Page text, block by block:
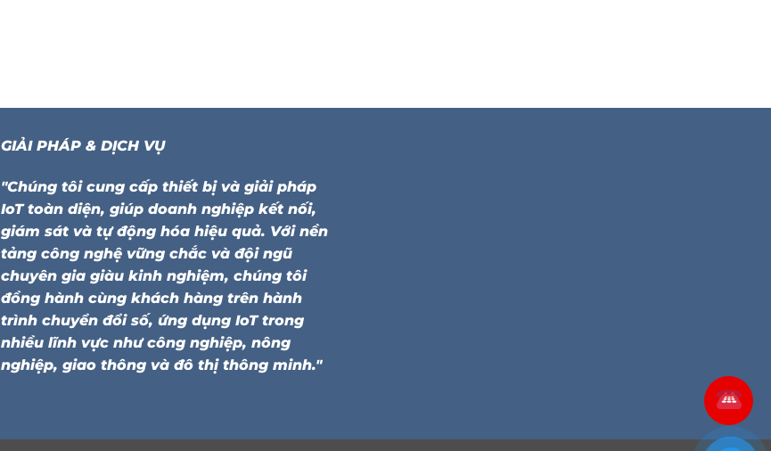
GIẢI PHÁP & DỊCH VỤ
"Chúng tôi cung cấp thiết bị và giải pháp
IoT toàn diện, giúp doanh nghiệp kết nối,
giám sát và tự động hóa hiệu quả. Với nền
tảng công nghệ vững chắc và đội ngũ
chuyên gia giàu kinh nghiệm, chúng tôi
đồng hành cùng khách hàng trên hành
trình chuyển đổi số, ứng dụng IoT trong
nhiều lĩnh vực như công nghiệp, nông
nghiệp, giao thông và đô thị thông minh."